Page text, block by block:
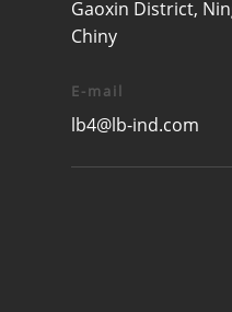
Gaoxin District,
Chiny
E-mail
lb4@lb-ind.com